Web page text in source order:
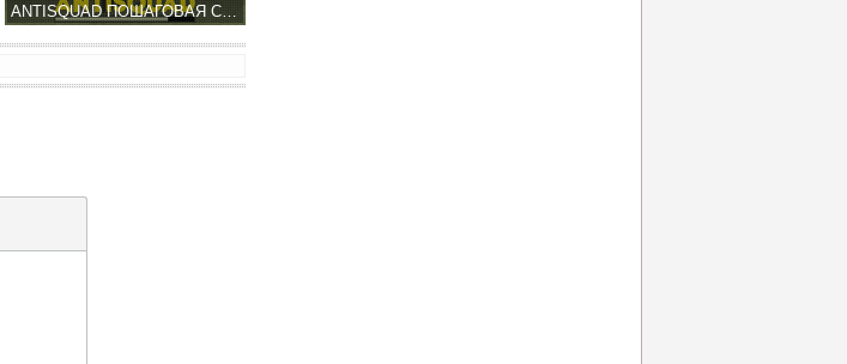
ANTISQUAD ПОШАГОВАЯ СТРАТЕГИЯ ОТ РУССКИХ РАЗРАБОТЧИКОВ INSGAMES